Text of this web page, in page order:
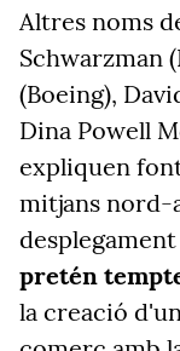
Altres noms
Schwarzman
(Boeing),
Dina Powell
expliquen
mitjans nord-
pretén
la creació